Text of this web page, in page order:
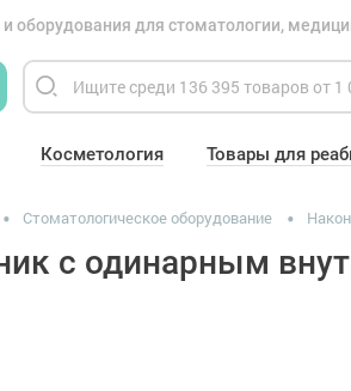
оборудования для стоматологии,
Косметология Товары для
Стоматологическое оборудование
с одинарным